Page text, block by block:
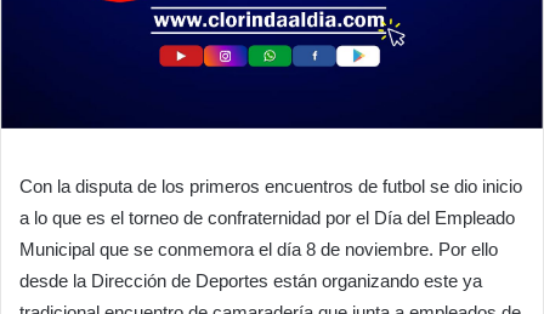
Con la disputa de los primeros encuentros de futbol se dio inicio
a lo que es el torneo de confraternidad por el Día del Empleado
Municipal que se conmemora el día 8 de noviembre. Por ello
desde la Dirección de Deportes están organizando este ya